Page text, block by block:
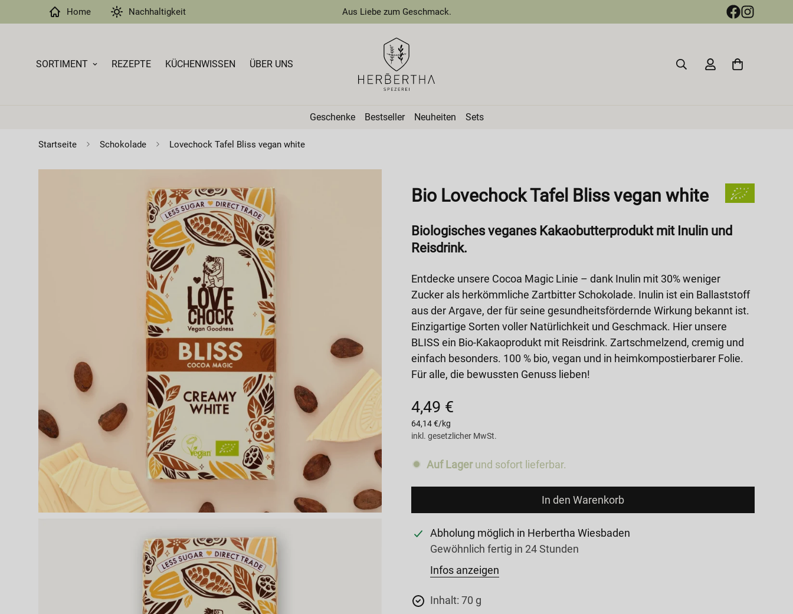
Home Nachhaltigkeit Aus Liebe zum Geschmack.
SORTIMENT REZEPTE KÜCHENWISSEN ÜBER UNS
Geschenke Bestseller Neuheiten Sets
Startseite Schokolade Lovechock Tafel Bliss vegan white
Bio Lovechock Tafel Bliss vegan white
Biologisches veganes Kakaobutterprodukt mit Inulin und
Reisdrink.
Entdecke unsere Cocoa Magic Linie – dank Inulin mit 30% weniger
Zucker als herkömmliche Zartbitter Schokolade. Inulin ist ein Ballaststoff
aus der Argave, der für seine gesundheitsfördernde Wirkung bekannt ist.
Einzigartige Sorten voller Natürlichkeit und Geschmack. Hier unsere
BLISS ein Bio-Kakaoprodukt mit Reisdrink. Zartschmelzend, cremig und
einfach besonders. 100 % bio, vegan und in heimkompostierbarer Folie.
Für alle, die bewussten Genuss lieben!
Regulärer
Preis
4,49 €
Einzelpreis
64,14 €/kg
inkl. gesetzlicher MwSt.
Auf Lager und sofort lieferbar.
In den Warenkorb
Abholung möglich in Herbertha Wiesbaden
Gewöhnlich fertig in 24 Stunden
Infos anzeigen
Inhalt: 70 g